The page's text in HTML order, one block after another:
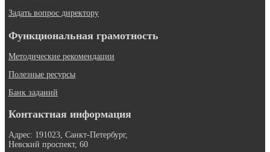
Задать вопрос директору
Функциональная грамотность
Методические рекомендации
Полезные ресурсы
Банк заданий
Контактная информация
Адрес: 191023, Санкт-Петербург,
Невский проспект, 60